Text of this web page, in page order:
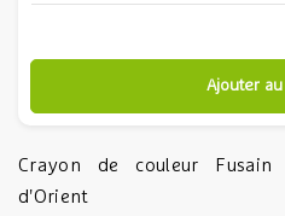
Ajouter
Crayon de couleur Fusain
d'Orient